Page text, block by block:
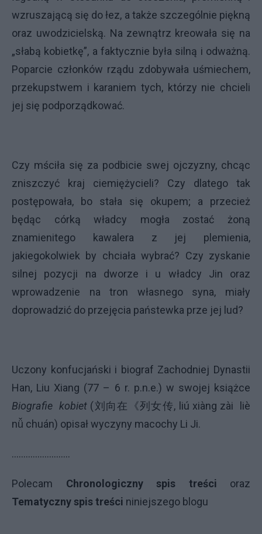
wzruszającą się do łez, a także szczególnie piękną
oraz uwodzicielską. Na zewnątrz kreowała się na
„słabą kobietkę”, a faktycznie była silną i odważną.
Poparcie członków rządu zdobywała uśmiechem,
przekupstwem i karaniem tych, którzy nie chcieli
jej się podporządkować.
Czy mściła się za podbicie swej ojczyzny, chcąc
zniszczyć kraj ciemiężycieli? Czy dlatego tak
postępowała, bo stała się okupem; a przecież
będąc córką władcy mogła zostać żoną
znamienitego kawalera z jej plemienia,
jakiegokolwiek by chciała wybrać? Czy zyskanie
silnej pozycji na dworze i u władcy Jin oraz
wprowadzenie na tron własnego syna, miały
doprowadzić do przejęcia państewka prze jej lud?
Uczony konfucjański i biograf Zachodniej Dynastii
Han, Liu Xiang (77 – 6 r. p.n.e.) w swojej książce
Biografie kobiet (刘向在《列女传, liú xiàng zài
liè
nǚ chuán) opisał wyczyny macochy Li Ji.
.........................
Polecam Chronologiczny spis treści oraz
Tematyczny spis treści niniejszego blogu